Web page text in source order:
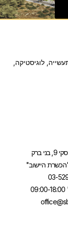
לוגיסטיקה,
ברק
היישוב"
03-